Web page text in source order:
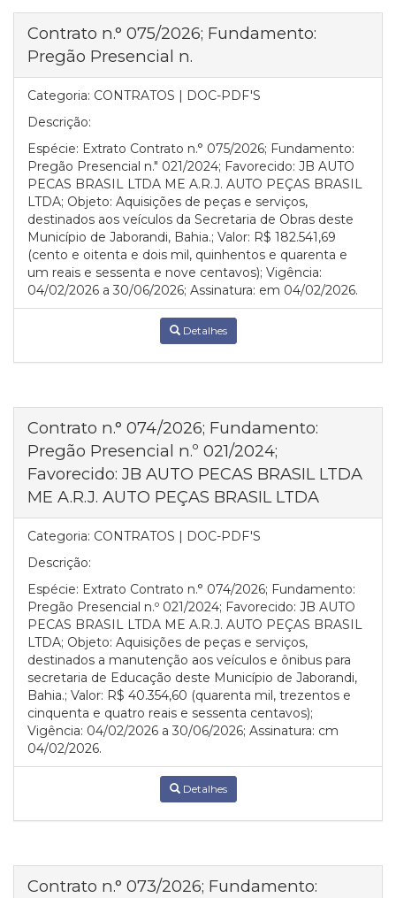
Contrato n.° 075/2026; Fundamento:
Pregão Presencial n.
Categoria: CONTRATOS | DOC-PDF'S
Descrição:
Espécie: Extrato Contrato n.° 075/2026; Fundamento:
Pregão Presencial n." 021/2024; Favorecido: JB AUTO
PECAS BRASIL LTDA ME A.R.J. AUTO PEÇAS BRASIL
LTDA; Objeto: Aquisições de peças e serviços,
destinados aos veículos da Secretaria de Obras deste
Município de Jaborandi, Bahia.; Valor: R$ 182.541,69
(cento e oitenta e dois mil, quinhentos e quarenta e
um reais e sessenta e nove centavos); Vigência:
04/02/2026 a 30/06/2026; Assinatura: em 04/02/2026.
Detalhes
Contrato n.° 074/2026; Fundamento:
Pregão Presencial n.º 021/2024;
Favorecido: JB AUTO PECAS BRASIL LTDA
ME A.R.J. AUTO PEÇAS BRASIL LTDA
Categoria: CONTRATOS | DOC-PDF'S
Descrição:
Espécie: Extrato Contrato n.° 074/2026; Fundamento:
Pregão Presencial n.º 021/2024; Favorecido: JB AUTO
PECAS BRASIL LTDA ME A.R.J. AUTO PEÇAS BRASIL
LTDA; Objeto: Aquisições de peças e serviços,
destinados a manutenção aos veículos e ônibus para
secretaria de Educação deste Município de Jaborandi,
Bahia.; Valor: R$ 40.354,60 (quarenta mil, trezentos e
cinquenta e quatro reais e sessenta centavos);
Vigência: 04/02/2026 a 30/06/2026; Assinatura: cm
04/02/2026.
Detalhes
Contrato n.° 073/2026; Fundamento: